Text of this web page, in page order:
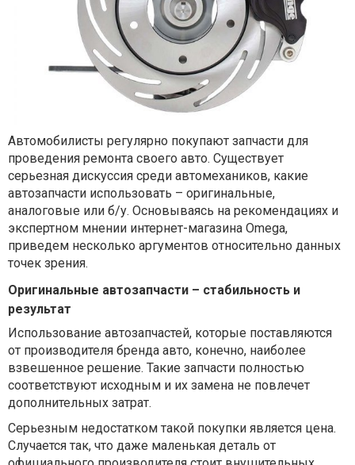
Автомобилисты регулярно покупают запчасти для
проведения ремонта своего авто. Существует
серьезная дискуссия среди автомехаников, какие
автозапчасти использовать – оригинальные,
аналоговые или б/у. Основываясь на рекомендациях и
экспертном мнении интернет-магазина Omega,
приведем несколько аргументов относительно данных
точек зрения.
Оригинальные автозапчасти – стабильность и
результат
Использование автозапчастей, которые поставляются
от производителя бренда авто, конечно, наиболее
взвешенное решение. Такие запчасти полностью
соответствуют исходным и их замена не повлечет
дополнительных затрат.
Серьезным недостатком такой покупки является цена.
Случается так, что даже маленькая деталь от